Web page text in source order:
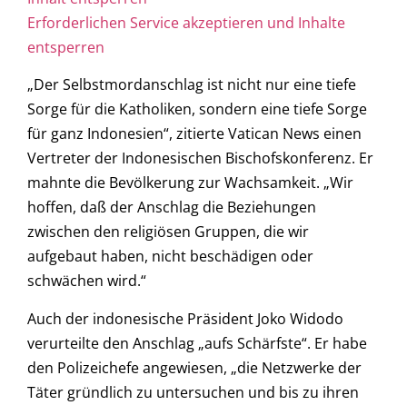
Erforderlichen Service akzeptieren und Inhalte
entsperren
„Der Selbstmordanschlag ist nicht nur eine tiefe
Sorge für die Katholiken, sondern eine tiefe Sorge
für ganz Indonesien“, zitierte Vatican News einen
Vertreter der Indonesischen Bischofskonferenz. Er
mahnte die Bevölkerung zur Wachsamkeit. „Wir
hoffen, daß der Anschlag die Beziehungen
zwischen den religiösen Gruppen, die wir
aufgebaut haben, nicht beschädigen oder
schwächen wird.“
Auch der indonesische Präsident Joko Widodo
verurteilte den Anschlag „aufs Schärfste“. Er habe
den Polizeichefe angewiesen, „die Netzwerke der
Täter gründlich zu untersuchen und bis zu ihren